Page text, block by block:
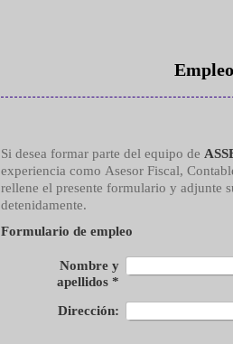
Empleo
Si desea formar parte del equipo de
experiencia como Asesor Fiscal,
rellene el presente formulario y adjunte
detenidamente.
Formulario de empleo
Nombre y
apellidos*
Dirección: